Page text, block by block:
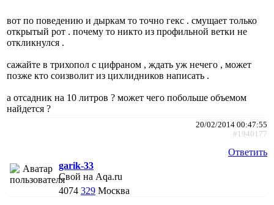
вот по поведению и дыркам то точно гекс . смущает только
открытый рот . почему то никто из профильной ветки не
откликнулся .
сажайте в трихопол с цифраном , ждать уж нечего , может
позже кто соизволит из цихлидников написать .
а отсадник на 10 литров ? может чего побольше объемом
найдется ?
20/02/2014 00:47:55
#1940177
Ответить
garik-33
Свой на Aqa.ru
4074 329 Москва